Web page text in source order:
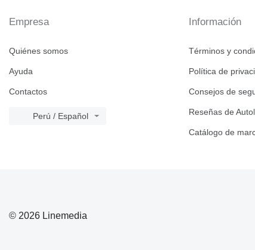
Empresa
Quiénes somos
Ayuda
Contactos
Perú / Español
Información
Términos y
Política de
Consejos de
Reseñas de
Catálogo de
© 2026 Linemedia